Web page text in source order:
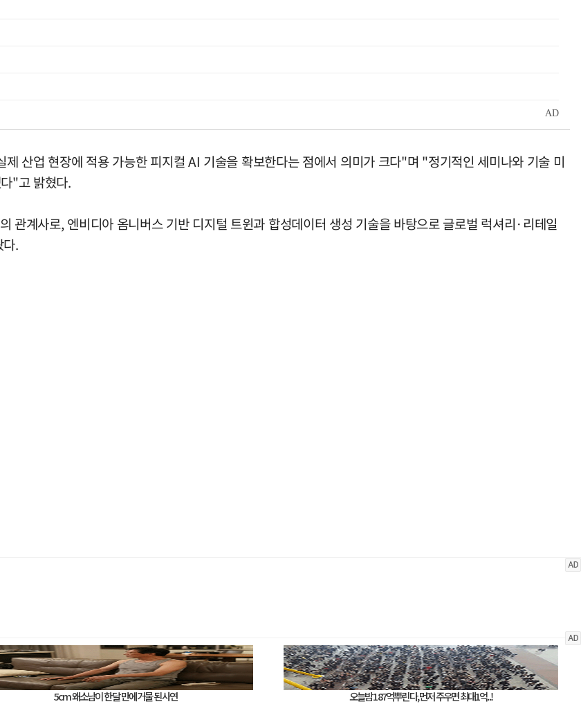
산업 현장에 적용 가능한 피지컬 AI 기술을 확보한다는 점에서 의미가 크다"며 "정기적인 세미나와 기술 미
"고 밝혔다.
관계사로, 엔비디아 옴니버스 기반 디지털 트윈과 합성데이터 생성 기술을 바탕으로 글로벌 럭셔리·리테일
.